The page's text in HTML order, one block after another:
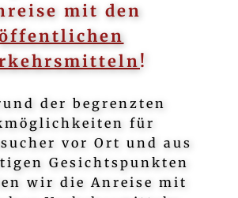
mit den
!
der begrenzten
für
vor Ort und aus
Gesichtspunkten
wir die Anreise mit